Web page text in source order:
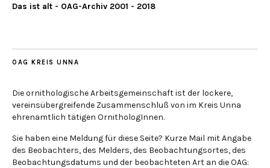
Das ist alt - OAG-Archiv 2001 - 2018
OAG KREIS UNNA
Die ornithologische Arbeitsgemeinschaft ist der lockere,
vereinsübergreifende Zusammenschluß von im Kreis Unna
ehrenamtlich tätigen OrnithologInnen.
Sie haben eine Meldung für diese Seite? Kurze Mail mit Angabe
des Beobachters, des Melders, des Beobachtungsortes, des
Beobachtungsdatums und der beobachteten Art an die OAG: